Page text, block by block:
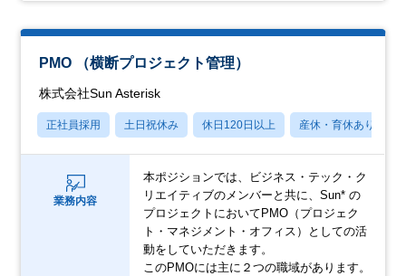
PMO （横断プロジェクト管理）
株式会社Sun Asterisk
正社員採用 土日祝休み 休日120日以上 産休・育休あり
業務内容
本ポジションでは、ビジネス・テック・ク
リエイティブのメンバーと共に、Sun* の
プロジェクトにおいてPMO（プロジェク
ト・マネジメント・オフィス）としての活
動をしていただきます。
このPMOには主に２つの職域があります。